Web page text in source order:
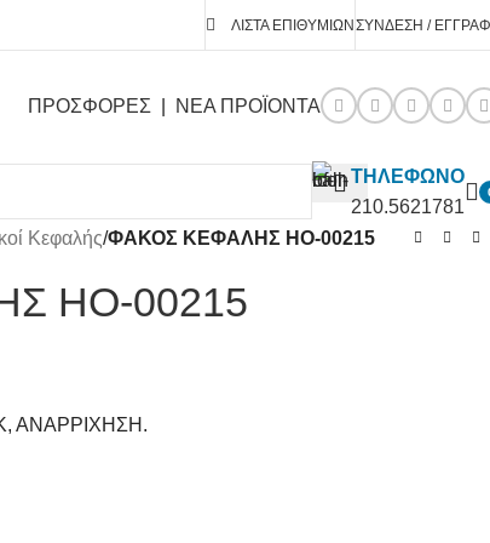
ΛΊΣΤΑ ΕΠΙΘΥΜΙΏΝΣΎΝΔΕΣΗ /
ΠΡΟΣΦΟΡΕΣ ΝΕΑ ΠΡΟΪΟΝΤΑ
ΤΗΛΕΦΩΝΟ
210.5621781
Κεφαλής/ΦΑΚΟΣ ΚΕΦΑΛΗΣ HO-00215
HO-00215
ΑΝΑΡΡΙΧΗΣΗ.